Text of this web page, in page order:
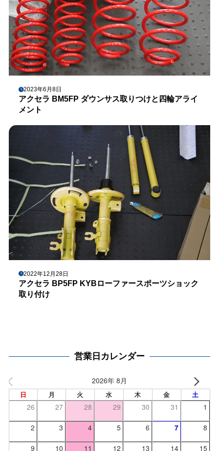
2023年6月8日
アクセラ BM5FP ダウンサス取りつけと四輪アライ
メント
2022年12月28日
アクセラ BP5FP KYBローファースポーツショック
取り付け
営業日カレンダー
2026年 8月
日 月 火 水 木 金 土
26 27 28 29 30 31 1
2 3 4 5 6 7 8
9 10 11 12 13 14 15